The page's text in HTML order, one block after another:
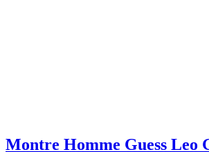
Montre Homme Guess Leo